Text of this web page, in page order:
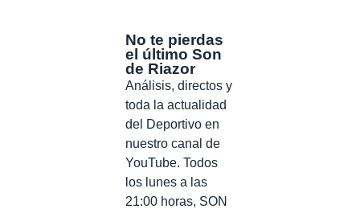
No te pierdas
el último Son
de Riazor
Análisis, directos y
toda la actualidad
del Deportivo en
nuestro canal de
YouTube. Todos
los lunes a las
21:00 horas, SON